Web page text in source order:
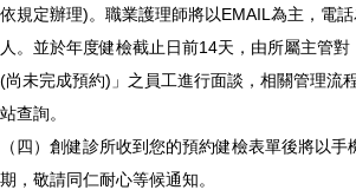
依規定辦理)。職業護理師將以EMAIL為主，電
人。並於年度健檢截止日前14天，由所屬主管對
(尚未完成預約)」之員工進行面談，相關管理流
站查詢。
（四）創健診所收到您的預約健檢表單後將以
期，敬請同仁耐心等候通知。